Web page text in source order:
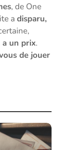
, de One
a disparu,
un prix.
de jouer